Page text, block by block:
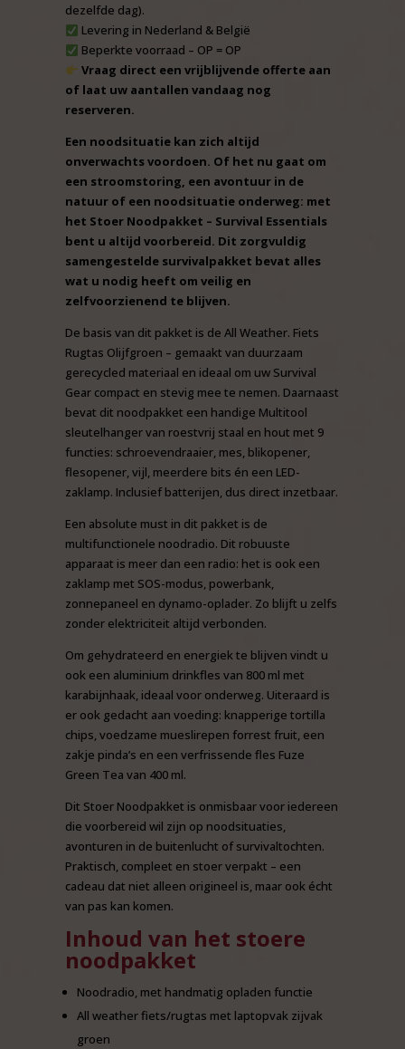
dezelfde dag).
Levering in Nederland & België
Beperkte voorraad – OP = OP
Vraag direct een vrijblijvende offerte aan
of laat uw aantallen vandaag nog
reserveren.
Een noodsituatie kan zich altijd
onverwachts voordoen. Of het nu gaat om
een stroomstoring, een avontuur in de
natuur of een noodsituatie onderweg: met
het Stoer Noodpakket – Survival Essentials
bent u altijd voorbereid. Dit zorgvuldig
samengestelde survivalpakket bevat alles
wat u nodig heeft om veilig en
zelfvoorzienend te blijven.
De basis van dit pakket is de All Weather. Fiets
Rugtas Olijfgroen – gemaakt van duurzaam
gerecycled materiaal en ideaal om uw Survival
Gear compact en stevig mee te nemen. Daarnaast
bevat dit noodpakket een handige Multitool
sleutelhanger van roestvrij staal en hout met 9
functies: schroevendraaier, mes, blikopener,
flesopener, vijl, meerdere bits én een LED-
zaklamp. Inclusief batterijen, dus direct inzetbaar.
Een absolute must in dit pakket is de
multifunctionele noodradio. Dit robuuste
apparaat is meer dan een radio: het is ook een
zaklamp met SOS-modus, powerbank,
zonnepaneel en dynamo-oplader. Zo blijft u zelfs
zonder elektriciteit altijd verbonden.
Om gehydrateerd en energiek te blijven vindt u
ook een aluminium drinkfles van 800 ml met
karabijnhaak, ideaal voor onderweg. Uiteraard is
er ook gedacht aan voeding: knapperige tortilla
chips, voedzame mueslirepen forrest fruit, een
zakje pinda’s en een verfrissende fles Fuze
Green Tea van 400 ml.
Dit Stoer Noodpakket is onmisbaar voor iedereen
die voorbereid wil zijn op noodsituaties,
avonturen in de buitenlucht of survivaltochten.
Praktisch, compleet en stoer verpakt – een
cadeau dat niet alleen origineel is, maar ook écht
van pas kan komen.
Inhoud van het stoere
noodpakket
Noodradio, met handmatig opladen functie
All weather fiets/rugtas met laptopvak zijvak
groen